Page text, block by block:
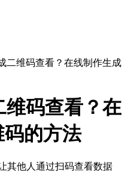
二维码查看？在线制作生成
维码查看？在
的方法
其他人通过扫码查看数据